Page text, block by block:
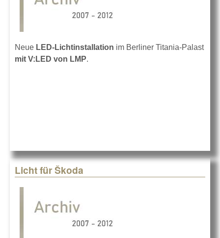
Neue LED-Lichtinstallation im Berliner Titania-Palast
mit V:LED von LMP.
Licht für Škoda